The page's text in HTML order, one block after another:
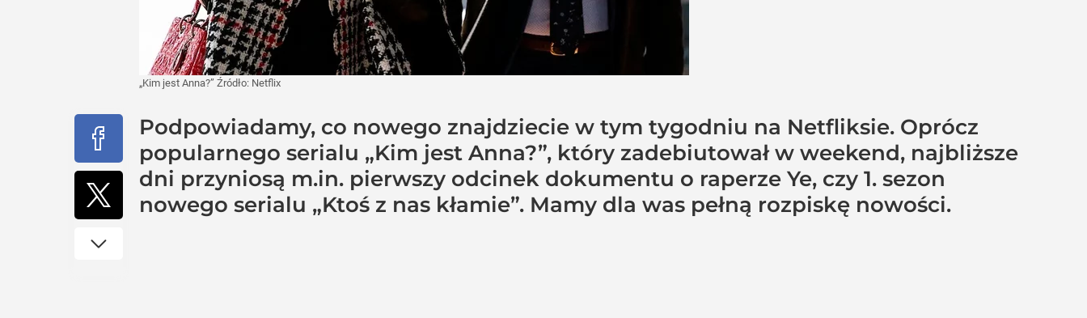
„Kim jest Anna?” Źródło: Netflix
Podpowiadamy, co nowego znajdziecie w tym tygodniu na Netfliksie. Oprócz
popularnego serialu „Kim jest Anna?”, który zadebiutował w weekend, najbliższe
dni przyniosą m.in. pierwszy odcinek dokumentu o raperze Ye, czy 1. sezon
nowego serialu „Ktoś z nas kłamie”. Mamy dla was pełną rozpiskę nowości.